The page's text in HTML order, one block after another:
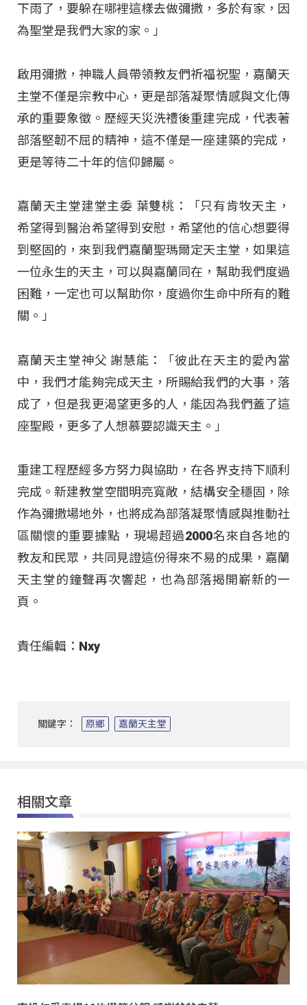
下雨了，要躲在哪裡這樣去做彌撒，多於有家，因
為聖堂是我們大家的家。」
啟用彌撒，神職人員帶領教友們祈福祝聖，嘉蘭天
主堂不僅是宗教中心，更是部落凝聚情感與文化傳
承的重要象徵。歷經天災洗禮後重建完成，代表著
部落堅韌不屈的精神，這不僅是一座建築的完成，
更是等待二十年的信仰歸屬。
嘉蘭天主堂建堂主委 葉雙桃：「只有肯牧天主，
希望得到醫治希望得到安慰，希望他的信心想要得
到堅固的，來到我們嘉蘭聖瑪爾定天主堂，如果這
一位永生的天主，可以與嘉蘭同在，幫助我們度過
困難，一定也可以幫助你，度過你生命中所有的難
關。」
嘉蘭天主堂神父 謝慧能：「彼此在天主的愛內當
中，我們才能夠完成天主，所賜給我們的大事，落
成了，但是我更渴望更多的人，能因為我們蓋了這
座聖殿，更多了人想慕要認識天主。」
重建工程歷經多方努力與協助，在各界支持下順利
完成。新建教堂空間明亮寬敞，結構安全穩固，除
作為彌撒場地外，也將成為部落凝聚情感與推動社
區關懷的重要據點，現場超過2000名來自各地的
教友和民眾，共同見證這份得來不易的成果，嘉蘭
天主堂的鐘聲再次響起，也為部落揭開嶄新的一
頁。
責任編輯：Nxy
關鍵字： 原鄉 嘉蘭天主堂
相關文章